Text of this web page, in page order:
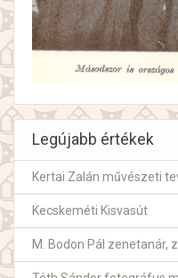
Legújabb értékek
Kertai Zalán művészeti
Kecskeméti Kisvasút
M. Bodon Pál zenetanár,